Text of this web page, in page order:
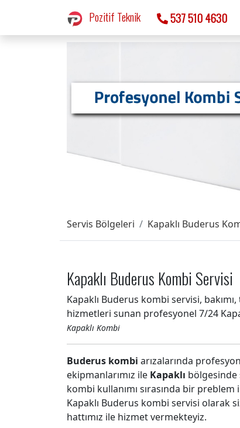
Pozitif Teknik 537 510 4630
Servis Bölgeleri Kapaklı Buderus
Kapaklı Buderus Kombi Servisi
Kapaklı Buderus kombi servisi,
hizmetleri sunan profesyonel 7/24
Kapaklı Kombi
Buderus kombi arızalarında
ekipmanlarımız ile Kapaklı
kombi kullanımı sırasında bir preblem
Kapaklı Buderus kombi servisi olarak
hattımız ile hizmet vermekteyiz.